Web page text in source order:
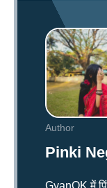
Author
Pinki